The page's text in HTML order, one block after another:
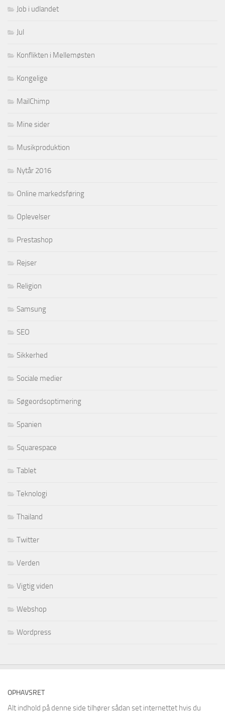
Job i udlandet
Jul
Konflikten i Mellemøsten
Kongelige
MailChimp
Mine sider
Musikproduktion
Nytår 2016
Online markedsføring
Oplevelser
Prestashop
Rejser
Religion
Samsung
SEO
Sikkerhed
Sociale medier
Søgeordsoptimering
Spanien
Squarespace
Tablet
Teknologi
Thailand
Twitter
Verden
Vigtig viden
Webshop
Wordpress
OPHAVSRET
Alt indhold på denne side tilhører sådan set internettet hvis du